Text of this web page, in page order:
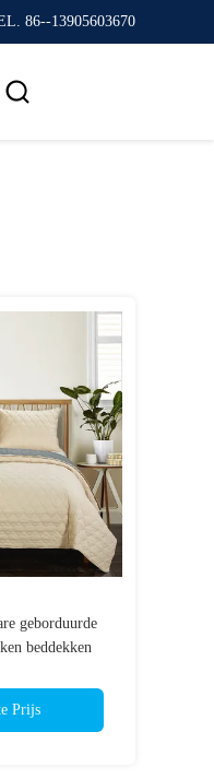
86--13905603670

geborduurde
beddekken
Prijs